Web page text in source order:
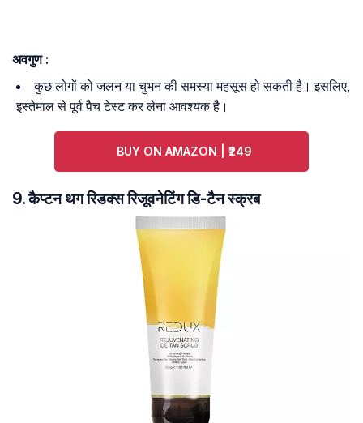
अवगुण :
कुछ लोगों को जलन या चुभन की समस्या महसूस हो सकती है। इसलिए,
इस्तेमाल से पूर्व पैच टेस्ट कर लेना आवश्यक है।
BUY ON AMAZON | ₹249
9. कैप्टन थग रिडक्स रिजूवनेटिंग डि-टैन स्क्रब